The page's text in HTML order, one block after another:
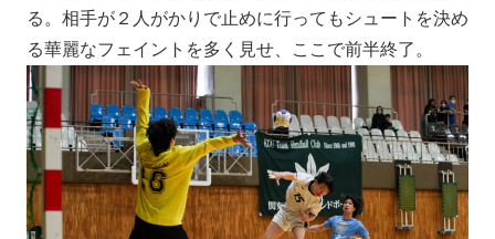
る。相手が２人がかりで止めに行ってもシュートを決め
る華麗なフェイントを多く見せ、ここで前半終了。